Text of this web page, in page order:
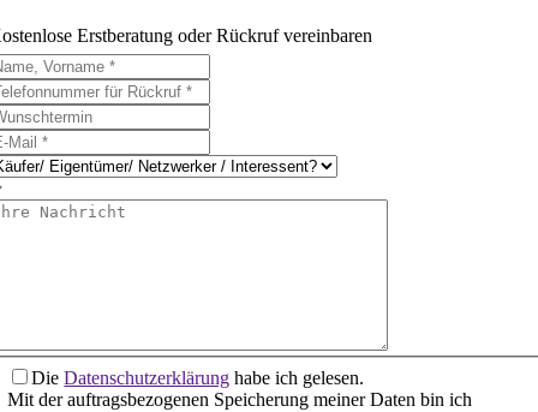
Erstberatung oder Rückrufvereinbaren
DieDatenschutzerklärung habe ich gelesen.
Mit der auftragsbezogenen Speicherung meiner Daten bin ich